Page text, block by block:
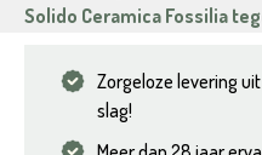
Solido Ceramica Fossilia
Zorgeloze levering
slag!